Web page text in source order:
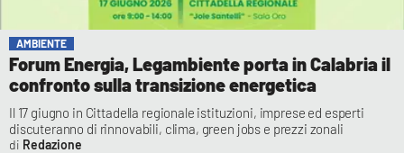
AMBIENTE
Forum Energia, Legambiente porta in Calabria il
confronto sulla transizione energetica
Il 17 giugno in Cittadella regionale istituzioni, imprese ed esperti
discuteranno di rinnovabili, clima, green jobs e prezzi zonali
Redazione